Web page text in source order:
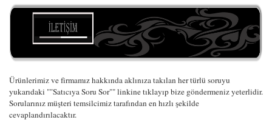
Ürünlerimiz ve firmamız hakkında aklınıza takılan her türlü soruyu
yukarıdaki ""Satıcıya Soru Sor"" linkine tıklayıp bize göndermeniz yeterlidir.
Sorularınız müşteri temsilcimiz tarafından en hızlı şekilde
cevaplandırılacaktır.